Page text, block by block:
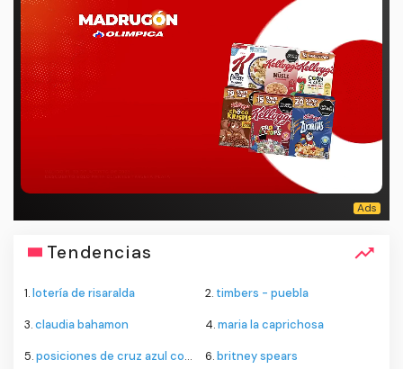
Tendencias
1.lotería de risaralda 2. timbers - puebla
3.claudia bahamon 4.maria la caprichosa
5.posiciones de cruz azul contra philadelphia union 6.britney spears